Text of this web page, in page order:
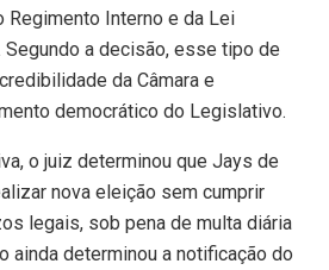
Regimento Interno e da Lei
Segundo a decisão, esse tipo de
da Câmara e
democrático do Legislativo.
o juiz determinou que Jays de
nova eleição sem cumprir
legais, sob pena de multa diária
ainda determinou a notificação do